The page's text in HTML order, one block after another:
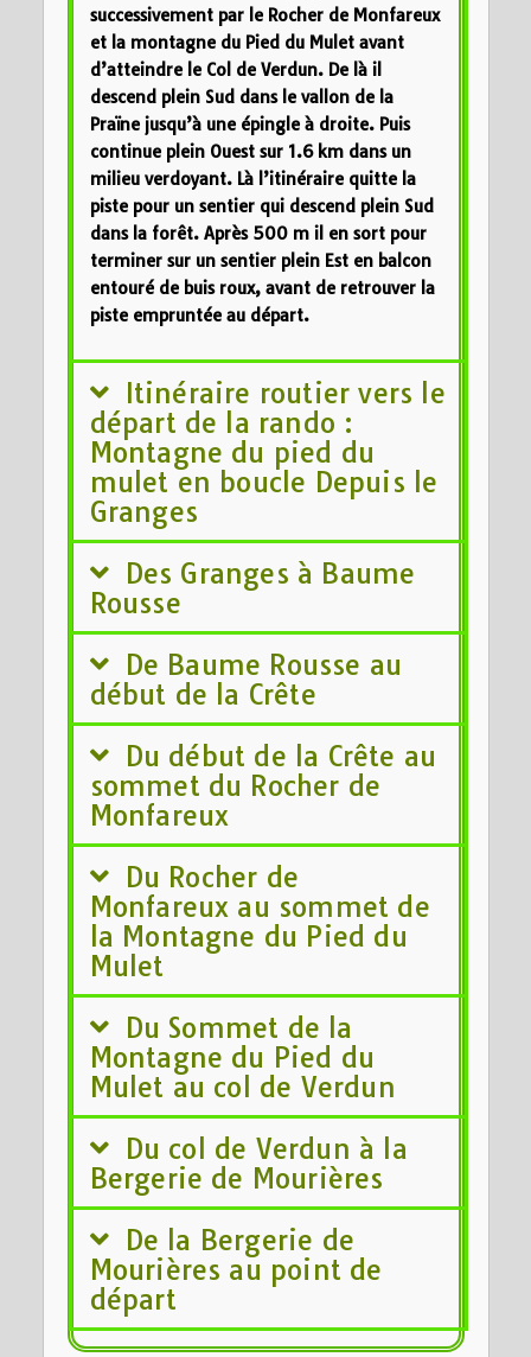
successivement par le Rocher de Monfareux
et la montagne du Pied du Mulet avant
d’atteindre le Col de Verdun. De là il
descend plein Sud dans le vallon de la
Praïne jusqu’à une épingle à droite. Puis
continue plein Ouest sur 1.6 km dans un
milieu verdoyant. Là l’itinéraire quitte la
piste pour un sentier qui descend plein Sud
dans la forêt. Après 500 m il en sort pour
terminer sur un sentier plein Est en balcon
entouré de buis roux, avant de retrouver la
piste empruntée au départ.
Itinéraire routier vers le
départ de la rando :
Montagne du pied du
mulet en boucle Depuis le
Granges
Des Granges à Baume
Rousse
De Baume Rousse au
début de la Crête
Du début de la Crête au
sommet du Rocher de
Monfareux
Du Rocher de
Monfareux au sommet de
la Montagne du Pied du
Mulet
Du Sommet de la
Montagne du Pied du
Mulet au col de Verdun
Du col de Verdun à la
Bergerie de Mourières
De la Bergerie de
Mourières au point de
départ